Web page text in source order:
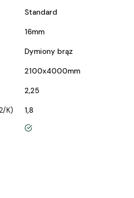
Standard
16mm
Dymiony brąz
2100x4000mm
2,25
K)
1,8
tak